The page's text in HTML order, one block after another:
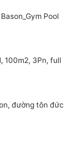
Pool
100m2, 3Pn, full
đường tôn đức